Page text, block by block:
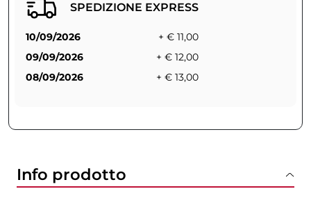
SPEDIZIONE EXPRESS
10/09/2026
+ € 11,00
09/09/2026
+ € 12,00
08/09/2026
+ € 13,00
Info prodotto